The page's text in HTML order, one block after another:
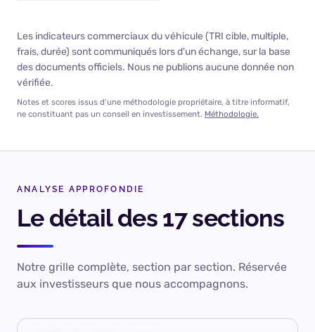
Les indicateurs commerciaux du véhicule (TRI cible, multiple,
frais, durée) sont communiqués lors d'un échange, sur la base
des documents officiels. Nous ne publions aucune donnée non
vérifiée.
Notes et scores issus d'une méthodologie propriétaire, à titre informatif,
ne constituant pas un conseil en investissement. Méthodologie.
ANALYSE APPROFONDIE
Le détail des 17 sections
Notre grille complète, section par section. Réservée
aux investisseurs que nous accompagnons.